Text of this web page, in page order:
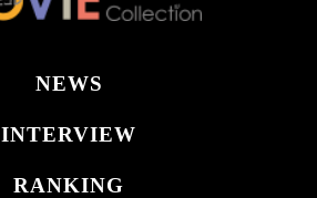
NEWS
INTERVIEW
RANKING